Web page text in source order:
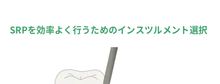
SRPを効率よく行うためのインスツルメント選択